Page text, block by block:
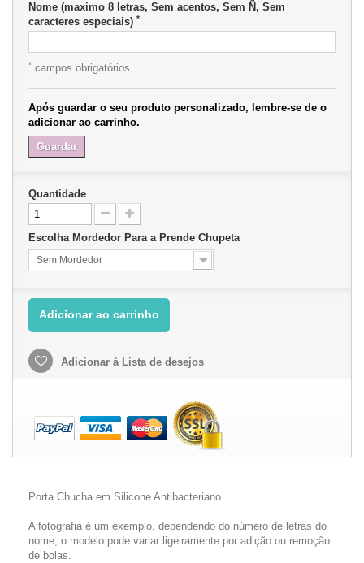
Nome (maximo 8 letras, Sem acentos, Sem Ñ, Sem
caracteres especiais) *
* campos obrigatórios
Após guardar o seu produto personalizado, lembre-se de o
adicionar ao carrinho.
Guardar
Quantidade
Escolha Mordedor Para a Prende Chupeta
Sem Mordedor
Adicionar ao carrinho
Adicionar à Lista de desejos
Porta Chucha em Silicone Antibacteriano
A fotografia é um exemplo, dependendo do número de letras do
nome, o modelo pode variar ligeiramente por adição ou remoção
de bolas.